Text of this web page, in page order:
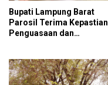
Bupati Lampung Barat
Parosil Terima Kepastian
Penguasaan dan